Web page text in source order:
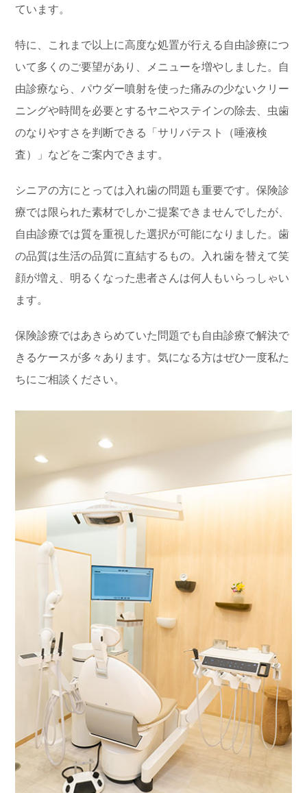
ています。
特に、これまで以上に高度な処置が行える自由診療につ
いて多くのご要望があり、メニューを増やしました。自
由診療なら、パウダー噴射を使った痛みの少ないクリー
ニングや時間を必要とするヤニやステインの除去、虫歯
のなりやすさを判断できる「サリバテスト（唾液検
査）」などをご案内できます。
シニアの方にとっては入れ歯の問題も重要です。保険診
療では限られた素材でしかご提案できませんでしたが、
自由診療では質を重視した選択が可能になりました。歯
の品質は生活の品質に直結するもの。入れ歯を替えて笑
顔が増え、明るくなった患者さんは何人もいらっしゃい
ます。
保険診療ではあきらめていた問題でも自由診療で解決で
きるケースが多々あります。気になる方はぜひ一度私た
ちにご相談ください。